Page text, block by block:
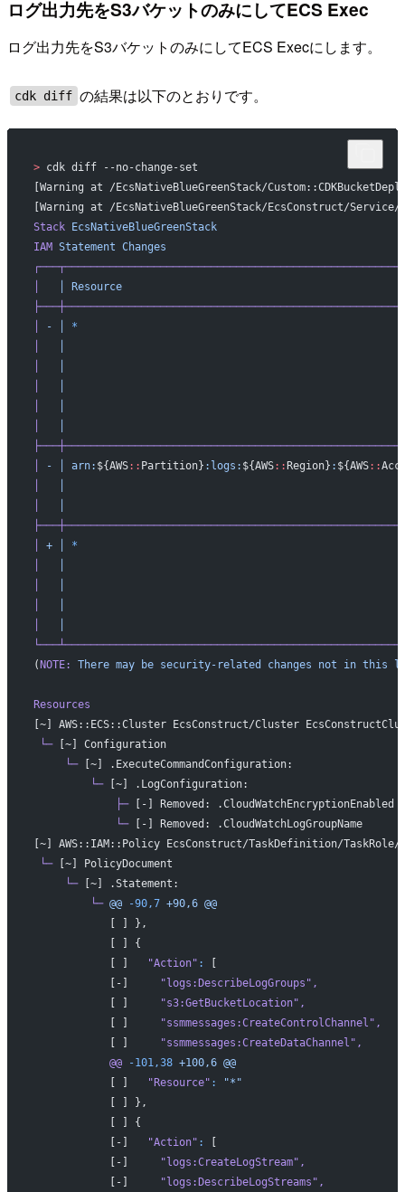
ログ出力先をS3バケットのみにしてECS Exec
ログ出力先をS3バケットのみにしてECS Execにします。
cdk diff の結果は以下のとおりです。
> cdk diff --no-change-set
[Warning at /EcsNativeBlueGreenStack/
[Warning at /EcsNativeBlueGreenStack/EcsConstruct/
Stack EcsNativeBlueGreenStack
IAM Statement Changes
Resource
- *
- arn: ${AWS:: Partition} :logs: ${AWS:: Region} : ${AWS::
+ │ *
( NOTE: There may be security-related changes not in this
Resources
[~] AWS::ECS::Cluster EcsConstruct/Cluster
└─ [~] Configuration
     └─
[~] .ExecuteCommandConfiguration:
         └─
[~] .LogConfiguration:
             ├─
[-] Removed: .CloudWatchEncryptionEnabled
             └─
[-] Removed: .CloudWatchLogGroupName
[~] AWS::IAM::Policy EcsConstruct/TaskDefinition/
└─ [~] PolicyDocument
     └─
[~] .Statement:
         └─
@@ -90,7 +90,6 @@
            [ ] },
            [ ] {
"Action" :
            [-]
"logs:DescribeLogGroups" ,
"s3:GetBucketLocation" ,
"ssmmessages:CreateControlChannel" ,
"ssmmessages:CreateDataChannel" ,
            @@
-101,38 +100,6 @@
"Resource" :
"*"
            [ ] },
            [ ] {
            [-]
"Action" :
            [-]
"logs:CreateLogStream" ,
            [-]
"logs:DescribeLogStreams" ,